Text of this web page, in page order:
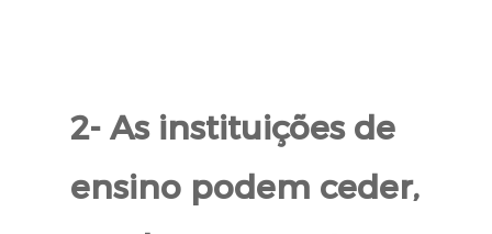
2- As instituições de
ensino podem ceder,